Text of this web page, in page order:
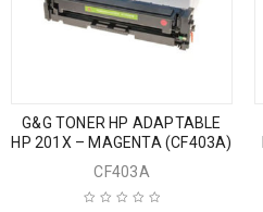
G&G TONER HP ADAPTABLE
HP 201X – MAGENTA (CF403A)
CF403A